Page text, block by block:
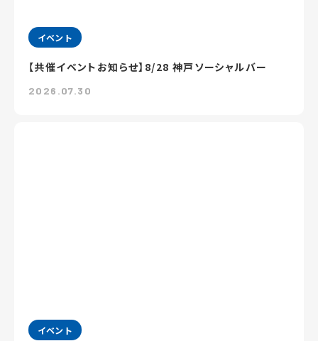
イベント
【共催イベントお知らせ】8/28 神戸ソーシャルバー
2026.07.30
イベント